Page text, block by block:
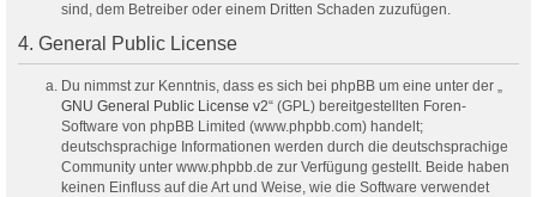
sind, dem Betreiber oder einem Dritten Schaden zuzufügen.
4. General Public License
Du nimmst zur Kenntnis, dass es sich bei phpBB um eine unter der „
GNU General Public License v2“ (GPL) bereitgestellten Foren-
Software von phpBB Limited (www.phpbb.com) handelt;
deutschsprachige Informationen werden durch die deutschsprachige
Community unter www.phpbb.de zur Verfügung gestellt. Beide haben
keinen Einfluss auf die Art und Weise, wie die Software verwendet